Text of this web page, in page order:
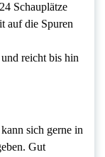
Schauplätze
auf die Spuren
reicht bis hin
sich gerne in
Gut